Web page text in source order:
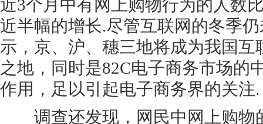
近3个月中有网上购物行为的人数
近半幅的增长.尽管互联网的冬季
示，京、沪、穗三地将成为我国
之地，同时是82C电子商务市场的
作用，足以引起电子商务界的关注.
调查还发现，网民中网上购物